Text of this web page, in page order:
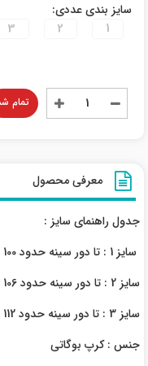
سایز بندی عددی:
1
2
3
تمام
معرفی محصول
جدول راهنمای سایز :
سایز 1 : تا دور سینه حدود 100 و تا دور شکم حدود 100
سایز 2 : تا دور سینه حدود 106 و تا دور شکم حدود 106
سایز 3 : تا دور سینه حدود 112 و تا دور شکم حدود 112
جنس : کرپ بوگاتی